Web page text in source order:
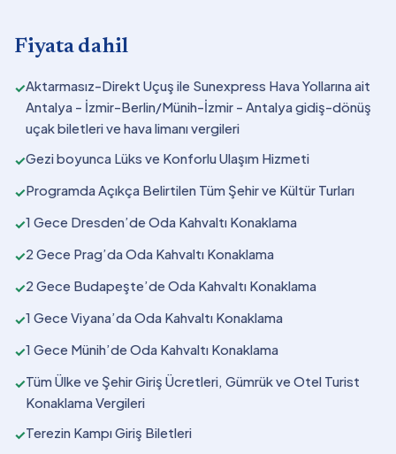
Fiyata dahil
✓Aktarmasız-Direkt Uçuş ile Sunexpress Hava Yollarına ait
Antalya - İzmir-Berlin/Münih-İzmir - Antalya gidiş-dönüş
uçak biletleri ve hava limanı vergileri
✓Gezi boyunca Lüks ve Konforlu Ulaşım Hizmeti
✓Programda Açıkça Belirtilen Tüm Şehir ve Kültür Turları
✓1 Gece Dresden’de Oda Kahvaltı Konaklama
✓2 Gece Prag’da Oda Kahvaltı Konaklama
✓2 Gece Budapeşte’de Oda Kahvaltı Konaklama
✓1 Gece Viyana’da Oda Kahvaltı Konaklama
✓1 Gece Münih’de Oda Kahvaltı Konaklama
✓Tüm Ülke ve Şehir Giriş Ücretleri, Gümrük ve Otel Turist
Konaklama Vergileri
✓Terezin Kampı Giriş Biletleri